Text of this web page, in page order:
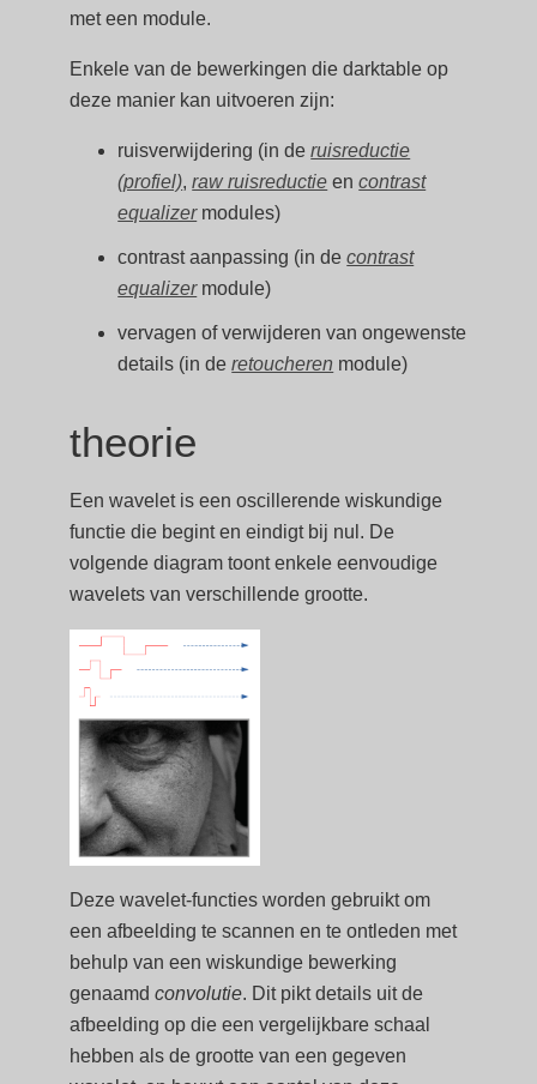
met een module.
Enkele van de bewerkingen die darktable op
deze manier kan uitvoeren zijn:
ruisverwijdering (in deruisreductie
(profiel),raw ruisreductie encontrast
equalizermodules)
contrast aanpassing (in decontrast
equalizermodule)
vervagen of verwijderen van ongewenste
details (in deretoucheren module)
theorie
Een wavelet is een oscillerende wiskundige
functie die begint en eindigt bij nul. De
volgende diagram toont enkele eenvoudige
wavelets van verschillende grootte.
Deze wavelet-functies worden gebruikt om
een afbeelding te scannen en te ontleden met
behulp van een wiskundige bewerking
genaamdconvolutie. Dit pikt details uit de
afbeelding op die een vergelijkbare schaal
hebben als de grootte van een gegeven